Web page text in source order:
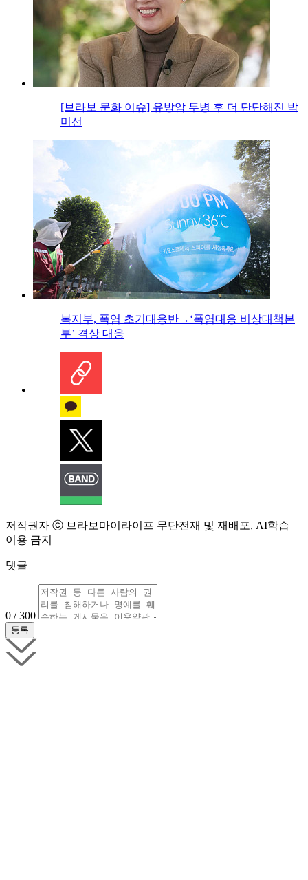
[브라보 문화 이슈] 유방암 투병 후 더 단단해진 박
미선
복지부, 폭염 초기대응반→‘폭염대응 비상대책본
부’ 격상 대응
저작권자 ⓒ 브라보마이라이프 무단전재 및 재배포, AI학습
이용 금지
댓글
0 / 300